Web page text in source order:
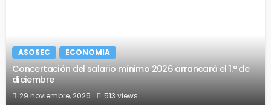
ASOSEC ECONOMIA
Concertación del salario mínimo 2026 arrancará el 1.° de
diciembre
29 noviembre, 2025 513 views